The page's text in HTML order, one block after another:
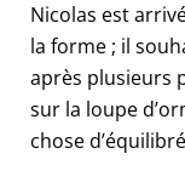
Nicolas est
la forme ; il
après plusieurs
sur la loupe
chose